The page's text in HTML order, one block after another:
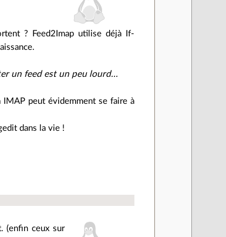
? Feed2Imap utilise déjà If-
un feed est un peu lourd...
peut évidemment se faire à
dans la vie !
(enfin ceux sur